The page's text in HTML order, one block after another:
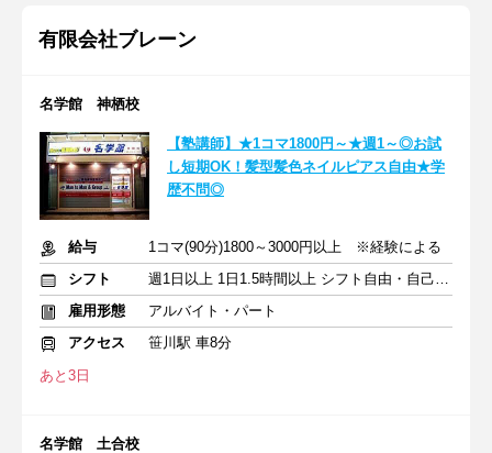
有限会社ブレーン
名学館 神栖校
【塾講師】★1コマ1800円～★週1～◎お試
し短期OK！髪型髪色ネイルピアス自由★学
歴不問◎
給与
1コマ(90分)1800～3000円以上 ※経験による
シフト
週1日以上 1日1.5時間以上 シフト自由・自己申告
雇用形態
アルバイト・パート
アクセス
笹川駅 車8分
あと3日
名学館 土合校